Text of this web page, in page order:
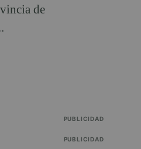
de
PUBLICIDAD
PUBLICIDAD